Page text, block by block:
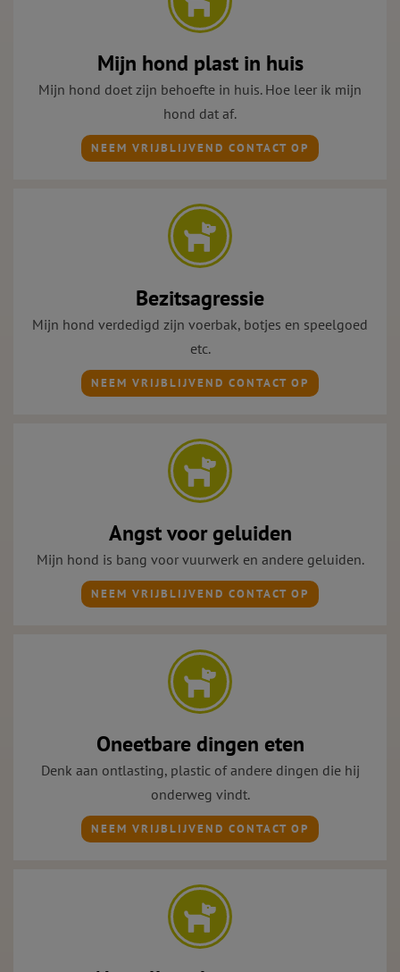
Mijn hond plast in huis
Mijn hond doet zijn behoefte in huis. Hoe leer ik mijn
hond dat af.
NEEM VRIJBLIJVEND CONTACT OP
Bezitsagressie
Mijn hond verdedigd zijn voerbak, botjes en speelgoed
etc.
NEEM VRIJBLIJVEND CONTACT OP
Angst voor geluiden
Mijn hond is bang voor vuurwerk en andere geluiden.
NEEM VRIJBLIJVEND CONTACT OP
Oneetbare dingen eten
Denk aan ontlasting, plastic of andere dingen die hij
onderweg vindt.
NEEM VRIJBLIJVEND CONTACT OP